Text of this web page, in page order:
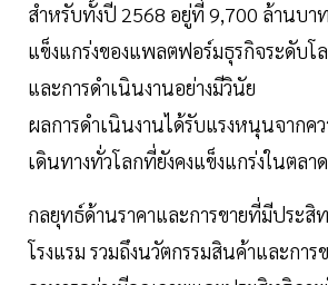
สำหรับทั้งปี 2568 อยู่ที่ 9,700 ล้านบา
แข็งแกร่งของแพลตฟอร์มธุรกิจระดับโ
และการดำเนินงานอย่างมีวินัย
ผลการดำเนินงานได้รับแรงหนุนจากคว
เดินทางทั่วโลกที่ยังคงแข็งแกร่งในตล
กลยุทธ์ด้านราคาและการขายที่มีประสิ
โรงแรม รวมถึงนวัตกรรมสินค้าและการ